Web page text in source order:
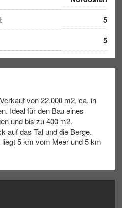
5
5
von 22.000 m2, ca. in
Ideal für den Bau eines
und bis zu 400 m2.
auf das Tal und die Berge.
5 km vom Meer und 5 km